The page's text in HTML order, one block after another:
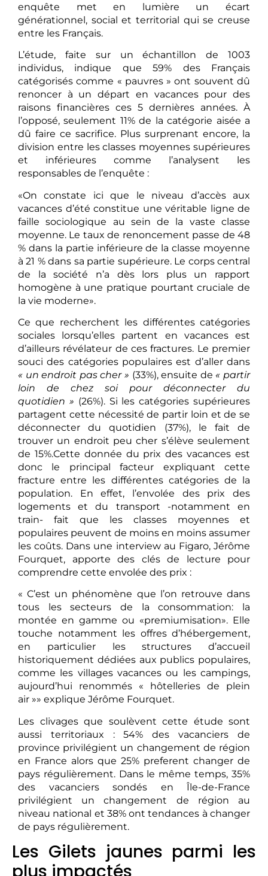
enquête met en lumière un écart
générationnel, social et territorial qui se creuse
entre les Français.
L’étude, faite sur un échantillon de 1003
individus, indique que 59% des Français
catégorisés comme « pauvres » ont souvent dû
renoncer à un départ en vacances pour des
raisons financières ces 5 dernières années. À
l’opposé, seulement 11% de la catégorie aisée a
dû faire ce sacrifice. Plus surprenant encore, la
division entre les classes moyennes supérieures
et inférieures comme l’analysent les
responsables de l’enquête :
«On constate ici que le niveau d’accès aux
vacances d’été constitue une véritable ligne de
faille sociologique au sein de la vaste classe
moyenne. Le taux de renoncement passe de 48
% dans la partie inférieure de la classe moyenne
à 21 % dans sa partie supérieure. Le corps central
de la société n’a dès lors plus un rapport
homogène à une pratique pourtant cruciale de
la vie moderne».
Ce que recherchent les différentes catégories
sociales lorsqu’elles partent en vacances est
d’ailleurs révélateur de ces fractures. Le premier
souci des catégories populaires est d’aller dans
« un endroit pas cher » (33%), ensuite de « partir
loin de chez soi pour déconnecter du
quotidien » (26%). Si les catégories supérieures
partagent cette nécessité de partir loin et de se
déconnecter du quotidien (37%), le fait de
trouver un endroit peu cher s’élève seulement
de 15%.Cette donnée du prix des vacances est
donc le principal facteur expliquant cette
fracture entre les différentes catégories de la
population. En effet, l’envolée des prix des
logements et du transport -notamment en
train- fait que les classes moyennes et
populaires peuvent de moins en moins assumer
les coûts. Dans une interview au Figaro, Jérôme
Fourquet, apporte des clés de lecture pour
comprendre cette envolée des prix :
« C’est un phénomène que l’on retrouve dans
tous les secteurs de la consommation: la
montée en gamme ou «premiumisation». Elle
touche notamment les offres d’hébergement,
en particulier les structures d’accueil
historiquement dédiées aux publics populaires,
comme les villages vacances ou les campings,
aujourd’hui renommés « hôtelleries de plein
air »» explique Jérôme Fourquet.
Les clivages que soulèvent cette étude sont
aussi territoriaux : 54% des vacanciers de
province privilégient un changement de région
en France alors que 25% preferent changer de
pays régulièrement. Dans le même temps, 35%
des vacanciers sondés en Île-de-France
privilégient un changement de région au
niveau national et 38% ont tendances à changer
de pays régulièrement.
Les Gilets jaunes parmi les